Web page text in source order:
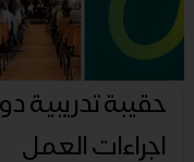
حقيبة تدريبية
اجراءات العمل